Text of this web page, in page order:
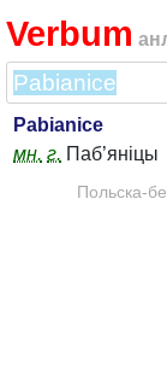
Verbum
Pabianice
мн. г. Паб’яніцы
Польска-